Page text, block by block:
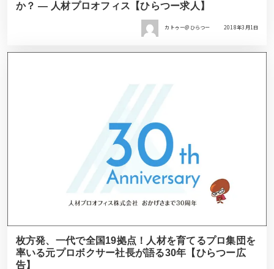
か？ ― 人材プロオフィス【ひらつー求人】
カトゥー＠ひらつー 2018年3月1日
枚方発、一代で全国19拠点！人材を育てるプロ集団を
率いる元プロボクサー社長が語る30年【ひらつー広
告】